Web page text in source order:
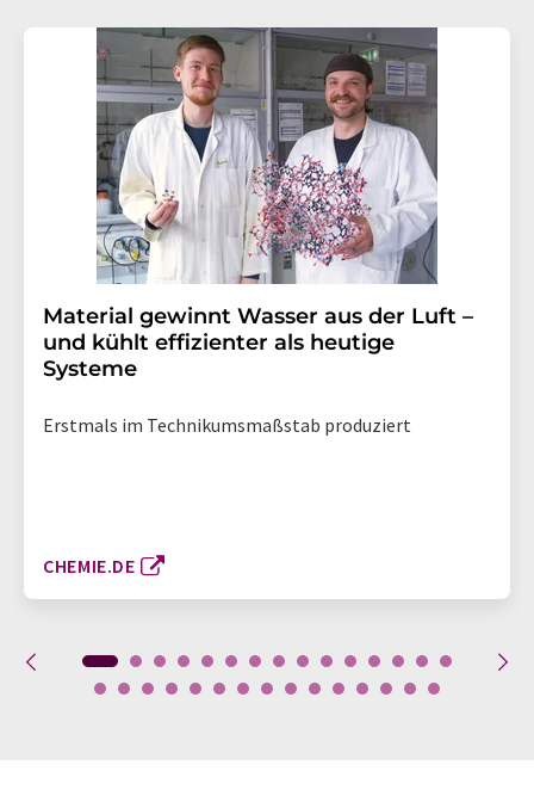
Material gewinnt Wasser aus der Luft –
und kühlt effizienter als heutige
Systeme
Erstmals im Technikumsmaßstab produziert
CHEMIE.DE